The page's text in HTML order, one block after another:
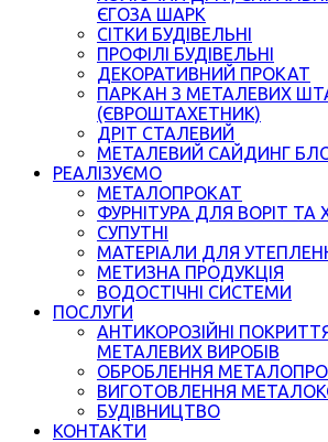
ЄГОЗА ШАРК
СІТКИ БУДІВЕЛЬНІ
ПРОФІЛІ БУДІВЕЛЬНІ
ДЕКОРАТИВНИЙ ПРОКАТ
ПАРКАН З МЕТАЛЕВИХ
(ЄВРОШТАХЕТНИК)
ДРІТ СТАЛЕВИЙ
МЕТАЛЕВИЙ САЙДИНГ
РЕАЛІЗУЄМО
МЕТАЛОПРОКАТ
ФУРНІТУРА ДЛЯ ВОРІТ ТА
СУПУТНІ
МАТЕРІАЛИ ДЛЯ
МЕТИЗНА ПРОДУКЦІЯ
ВОДОСТІЧНІ СИСТЕМИ
ПОСЛУГИ
АНТИКОРОЗІЙНІ
МЕТАЛЕВИХ ВИРОБІВ
ОБРОБЛЕННЯ
ВИГОТОВЛЕННЯ
БУДІВНИЦТВО
КОНТАКТИ